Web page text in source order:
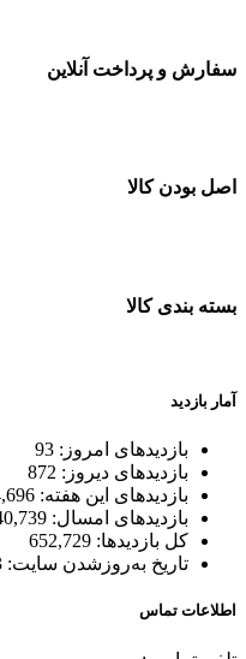
سفارش و پرداخت آنلاین
اصل بودن کالا
بسته بندی کالا
آمار بازدید
بازدیدهای امروز: 93
بازدیدهای دیروز: 872
بازدیدهای این هفته:
بازدیدهای امسال:
کل بازدیدها: 652,729
تاریخ به‌روزشدن سایت:
اطلاعات تماس